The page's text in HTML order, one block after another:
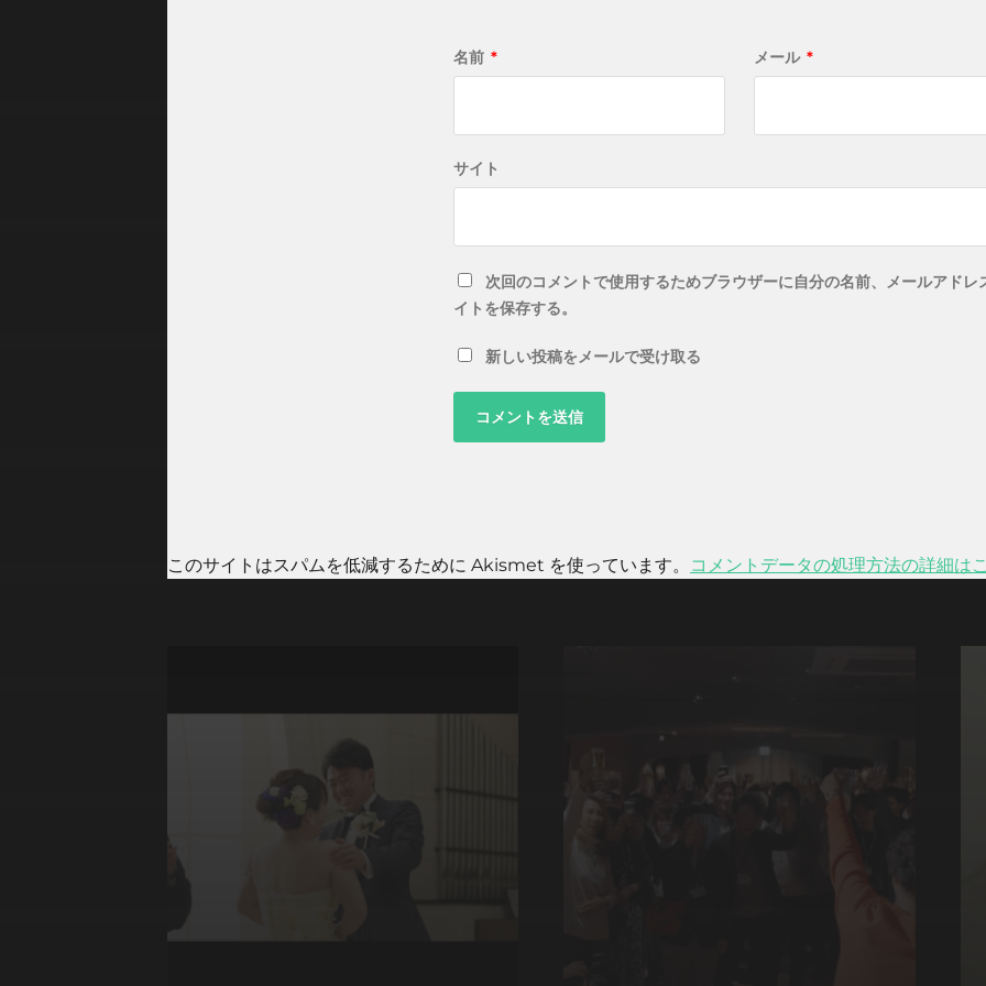
名前 * メール *
サイト
次回のコメントで使用するためブラウザーに自分の名前、メールアドレ
イトを保存する。
新しい投稿をメールで受け取る
このサイトはスパムを低減するために Akismet を使っています。 コメントデータの処理方法の詳細は